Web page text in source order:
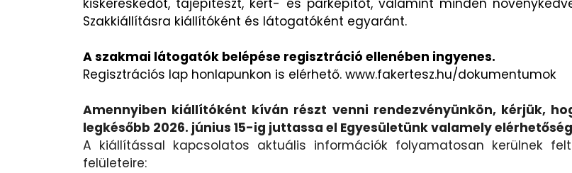
kiskereskedőt, tájépítészt, kert- és parképítőt, valamint minden
Szakkiállításra kiállítóként és látogatóként egyaránt.
A szakmai látogatók belépése regisztráció ellenében ingyenes.
Regisztrációs lap honlapunkon is elérhető. www.fakertesz.hu/dokumentumok
Amennyiben kiállítóként kíván részt venni rendezvényünkön, kérjük,
legkésőbb 2026. június 15-ig juttassa el Egyesületünk valamely
A kiállítással kapcsolatos aktuális információk folyamatosan kerülnek
felületeire: